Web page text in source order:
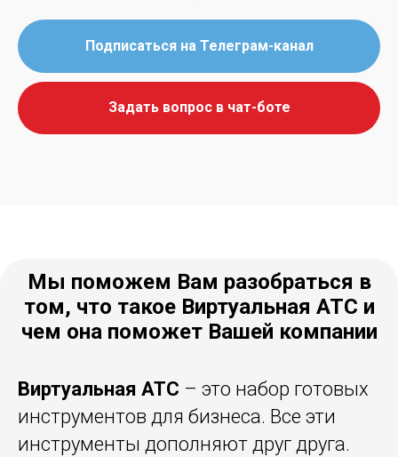
Подписаться на Телеграм-канал
Задать вопрос в чат-боте
Мы поможем Вам разобраться в
том, что такое Виртуальная АТС и
чем она поможет Вашей компании
Виртуальная АТС – это набор готовых
инструментов для бизнеса. Все эти
инструменты дополняют друг друга.